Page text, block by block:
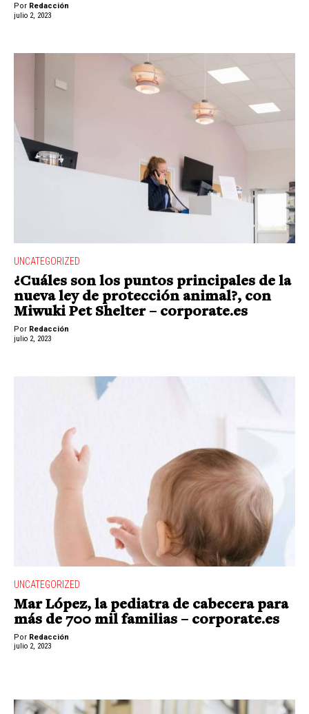
Por Redacción
julio 2, 2023
UNCATEGORIZED
¿Cuáles son los puntos principales de la
nueva ley de protección animal?, con
Miwuki Pet Shelter – corporate.es
Por Redacción
julio 2, 2023
UNCATEGORIZED
Mar López, la pediatra de cabecera para
más de 700 mil familias – corporate.es
Por Redacción
julio 2, 2023